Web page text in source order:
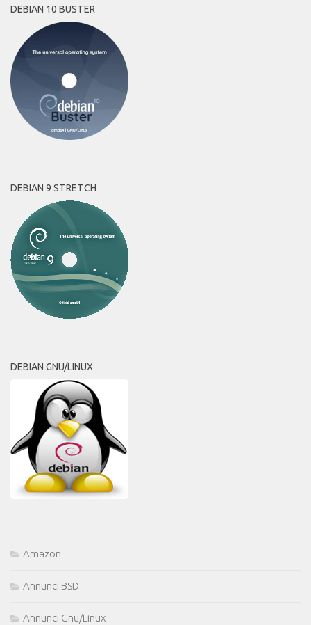
DEBIAN 10 BUSTER
DEBIAN 9 STRETCH
DEBIAN GNU/LINUX
Amazon
Annunci BSD
Annunci Gnu/Linux